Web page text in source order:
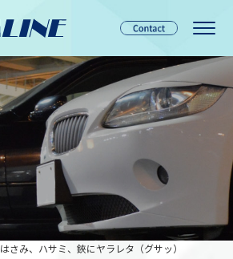
はさみ、ハサミ、鋏にヤラレタ（グサッ）